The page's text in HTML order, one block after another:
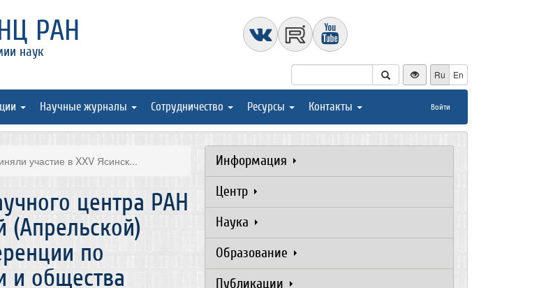
РАН
наук
Ru En
Научные журналы Сотрудничество Ресурсы Контакты Войти
участие в XXV Ясинск...
центра РАН
(Апрельской)
по
и общества
Информация
Центр
Наука
Образование
Публикации